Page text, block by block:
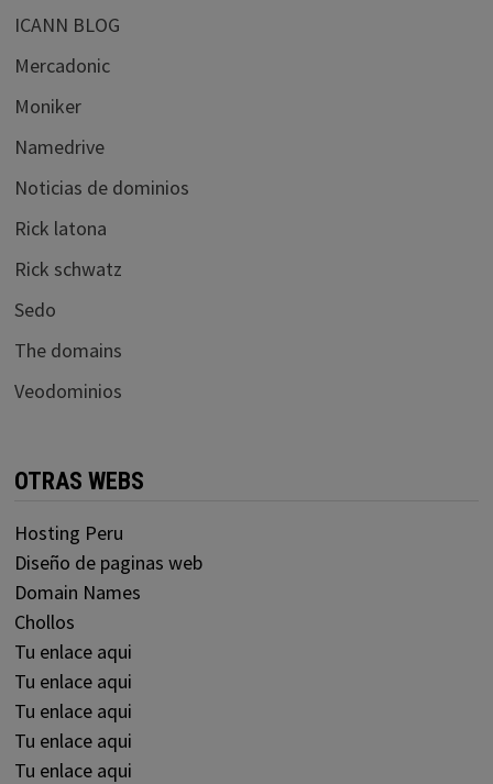
ICANN BLOG
Mercadonic
Moniker
Namedrive
Noticias de dominios
Rick latona
Rick schwatz
Sedo
The domains
Veodominios
OTRAS WEBS
Hosting Peru
Diseño de paginas web
Domain Names
Chollos
Tu enlace aqui
Tu enlace aqui
Tu enlace aqui
Tu enlace aqui
Tu enlace aqui